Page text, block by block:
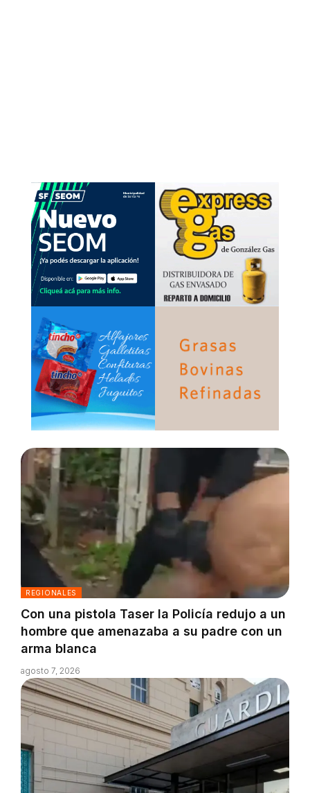
REGIONALES
Con una pistola Taser la Policía redujo a un
hombre que amenazaba a su padre con un
arma blanca
agosto 7, 2026